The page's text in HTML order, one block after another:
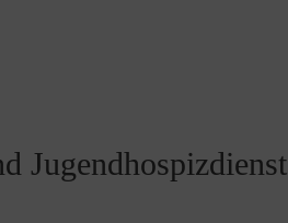
Jugendhospizdienst